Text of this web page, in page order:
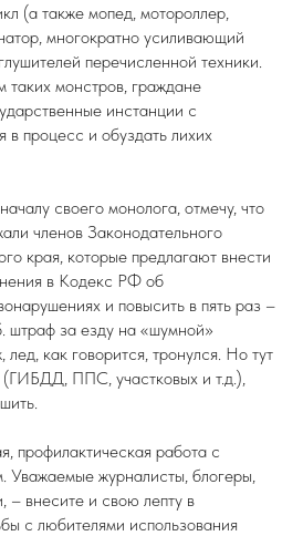
(а также мопед, мотороллер,
многократно усиливающий
перечисленной техники.
монстров, граждане
инстанции с
в процесс и обуздать лихих
своего монолога, отмечу, что
членов Законодательного
края, которые предлагают внести
в Кодекс РФ об
и повысить в пять раз –
штраф за езду на «шумной»
лед, как говорится, тронулся. Но тут
(ГИБДД, ППС, участковых и т.д.),
профилактическая работа с
Уважаемые журналисты, блогеры,
– внесите и свою лепту в
с любителями использования